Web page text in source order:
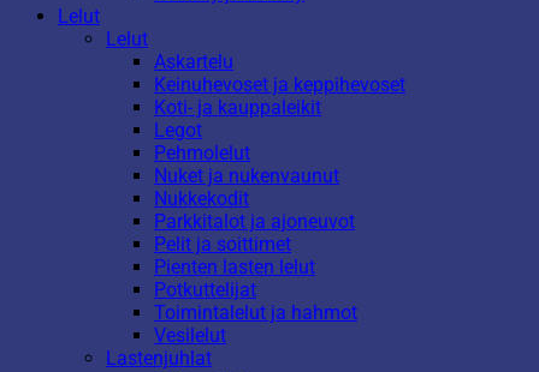
Lelut
Lelut
Askartelu
Keinuhevoset ja keppihevoset
Koti- ja kauppaleikit
Legot
Pehmolelut
Nuket ja nukenvaunut
Nukkekodit
Parkkitalot ja ajoneuvot
Pelit ja soittimet
Pienten lasten lelut
Potkuttelijat
Toimintalelut ja hahmot
Vesilelut
Lastenjuhlat